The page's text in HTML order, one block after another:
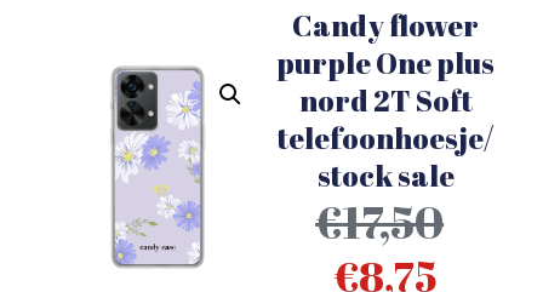
Collecties
Candy flower
purple One plus
nord 2T Soft
telefoonhoesje/
stock sale
€17,50
€8,75